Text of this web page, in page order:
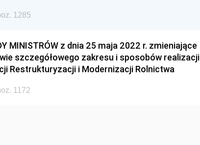
1285
MINISTRÓW z dnia 25 maja 2022 r. zmieniające
szczegółowego zakresu i sposobów realizacji
Restrukturyzacji i Modernizacji Rolnictwa
1172